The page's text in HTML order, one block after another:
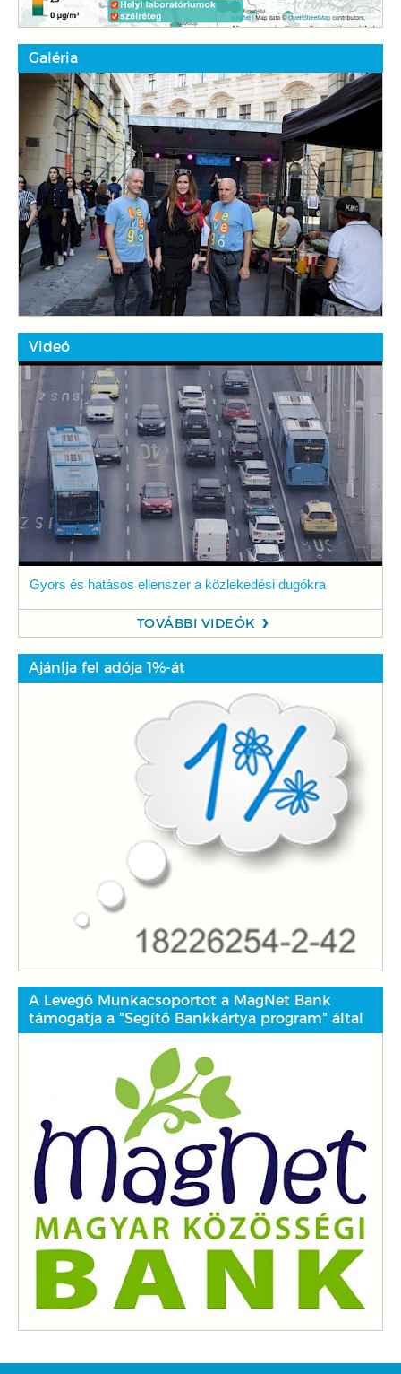
Galéria
Videó
Gyors és hatásos ellenszer a közlekedési dugókra
TOVÁBBI VIDEÓK
Ajánlja fel adója 1%-át
A Levegő Munkacsoportot a MagNet Bank
támogatja a "Segítő Bankkártya program" által